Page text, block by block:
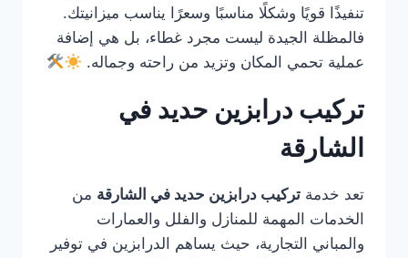
تنفيذًا قويًا وشكلًا مناسبًا وسعرًا يناسب ميزانيتك.
فالمظلة الجيدة ليست مجرد غطاء، بل هي إضافة
عملية تحمي المكان وتزيد من راحته وجماله.
تركيب درابزين حديد في
الشارقة
تعد خدمة تركيب درابزين حديد في الشارقة من
الخدمات المهمة للمنازل والفلل والعمارات
والمباني التجارية، حيث يساهم الدرابزين في توفير